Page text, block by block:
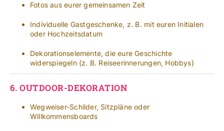
Fotos aus eurer gemeinsamen Zeit
Individuelle Gastgeschenke, z. B. mit euren Initialen
oder Hochzeitsdatum
Dekorationselemente, die eure Geschichte
widerspiegeln (z. B. Reiseerinnerungen, Hobbys)
6.OUTDOOR-DEKORATION
Wegweiser-Schilder, Sitzpläne oder
Willkommensboards